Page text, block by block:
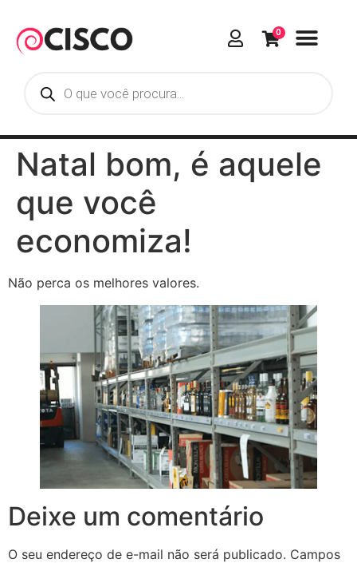
0
Natal bom, é aquele
que você
economiza!
Não perca os melhores valores.
Deixe um comentário
O seu endereço de e-mail não será publicado. Campos